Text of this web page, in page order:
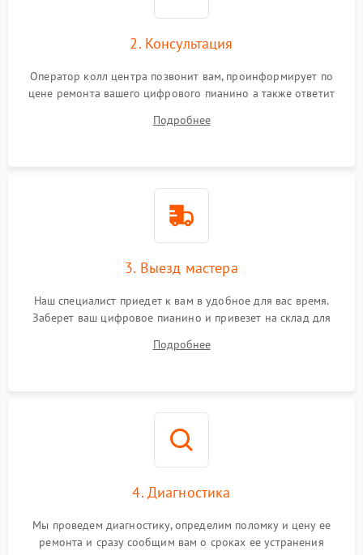
2. Консультация
Оператор колл центра позвонит вам, проинформирует по
цене ремонта вашего цифрового пианино а также ответит
Подробнее
3. Выезд мастера
Наш специалист приедет к вам в удобное для вас время.
Заберет ваш цифровое пианино и привезет на склад для
Подробнее
4. Диагностика
Мы проведем диагностику, определим поломку и цену ее
ремонта и сразу сообщим вам о сроках ее устранения